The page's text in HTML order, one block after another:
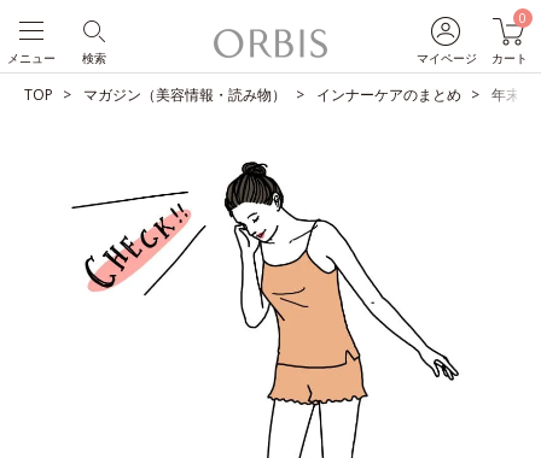
マイページ
0
カート
検索
メニュー
TOP マガジン（美容情報・読み物） インナーケアのまとめ 年末年